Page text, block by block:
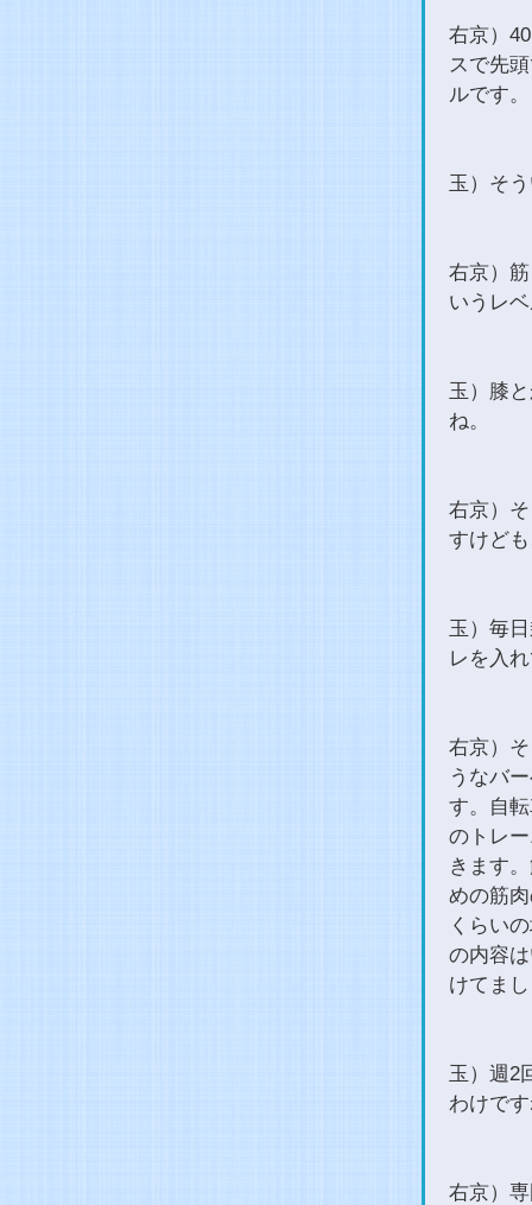
右京）
スで先
ルです。
玉）そ
右京）
いうレ
玉）膝
ね。
右京）
すけど
玉）毎
レを入
右京）
うなバ
す。自
のトレ
きます
めの筋
くらい
の内容
けてま
玉）週2
わけで
右京）